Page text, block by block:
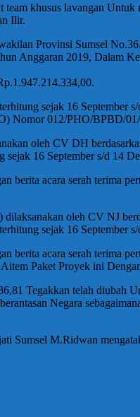
khusus lavangan
Ilir.
Provinsi Sumsel
Anggaran 2019, Dalam
sejak 16 September
Nomor 012/PHO/BPBD/
oleh CV DH
sejak 16 September s/d 14
berita acara serah
dilaksanakan oleh CV NJ
sejak 16 September
berita acara serah
Paket Proyek ini
Tegakkan telah
Negara
Sumsel M.Ridwan